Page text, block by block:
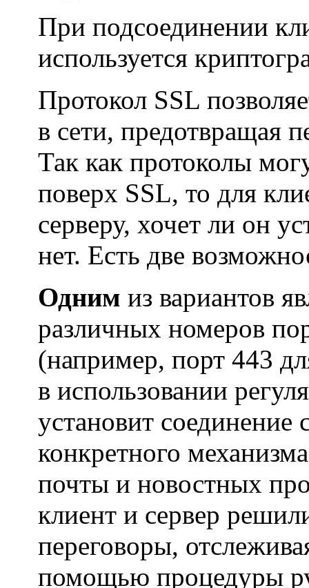
При подсоединении
используется
Протокол SSL
в сети, предотвращая
Так как протоколы
поверх SSL, то для
серверу, хочет ли он
нет. Есть две
Одним из вариантов
различных номеров
(например, порт 443
в использовании
установит соединение
конкретного
почты и новостных
клиент и сервер
переговоры,
помощью процедуры